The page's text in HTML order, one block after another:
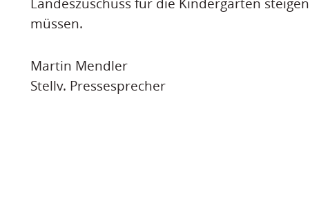
müssen.
Martin Mendler
Stellv. Pressesprecher